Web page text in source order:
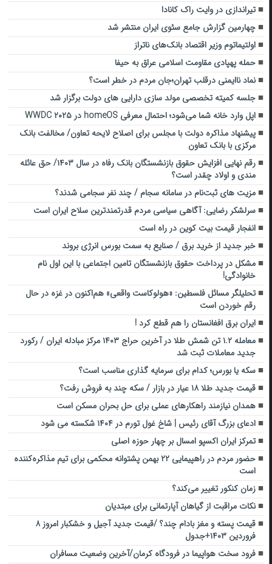
تیراندازی در وایت راک کانادا
چهارمین گزارش جامع سئوی ایران منتشر شد
اولتیماتوم وزیر اقتصاد بانک‌های ناتراز
حمله پهپادی مقاومت اسلامی عراق به حیفا
نماد ناایمنی درقلب تهران؛جان مردم در خطر است؟
جلسه کمیته تخصصی مولد سازی دارایی های دولت برگزار شد
اپل وارد خانه شما می‌شود؛ احتمال معرفی homeOS در WWDC ۲۰۲۵
پیشنهاد مذاکره دولت با مجلس برای اصلاح لایحه تعاون/ مخالفت بانک
مرکزی با بانک تعاون
رقم نهایی افزایش حقوق بازنشستگان بانک رفاه در سال ۱۴۰۳/ حق عائله
مندی و اولاد چقدر است؟
مزیت‌ های ثبت‌نام در سامانه سجام / چند نفر سجامی شدند؟
سرلشکر رضایی: آگاهی سیاسی مردم قدرتمندترین سلاح ایران است
انفجار قیمت بیت کوین در راه است
خبر جدید از خرید برق / صنایع به سمت بورس انرژی بروند
مشکل در پرداخت حقوق بازنشستگان تامین اجتماعی با این اول نام
خانوادگی!
تحلیلگر مسائل فلسطین: «هولوکاست واقعی» هم‌اکنون در غزه در حال
رقم خوردن است
ایران برق افغانستان را هم قطع کرد !
معامله ۱.۲ تن شمش طلا در آخرین حراج ۱۴۰۳ مرکز مبادله ایران / رکورد
جدید معاملات ثبت شد
سکه یا بورس؛ کدام برای سرمایه گذاری مناسب است؟
قیمت جدید طلا ۱۸ عیار در بازار / سکه چند به فروش رفت؟
همدان نیازمند راهکارهای عملی برای حل بحران مسکن است
ادعای بزرگ آقای رئیس | شاخ غول تورم در ۱۴۰۴ شکسته می شود
تمرکز ایران اکسپو امسال بر چهار حوزه اصلی
حضور مردم در راهپیمایی ۲۲ بهمن پشتوانه محکمی برای تیم مذاکره‌کننده
است
زمان کنکور تغییر می‌کند؟
نکات مراقبت از گیاهان آپارتمانی برای مبتدیان
قیمت پسته و مغز بادام چند؟ /قیمت جدید آجیل و خشکبار امروز ۸
فروردین ۱۴۰۳+جدول
فرود سخت هواپیما در فرودگاه کرمان/آخرین وضعیت مسافران